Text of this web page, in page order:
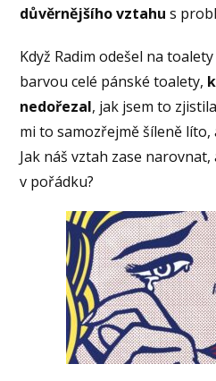
důvěrnějšího vztahu s
Když Radim odešel na
barvou celé pánské toalety,
nedořezal, jak jsem to
mi to samozřejmě šíleně líto,
Jak náš vztah zase
v pořádku?